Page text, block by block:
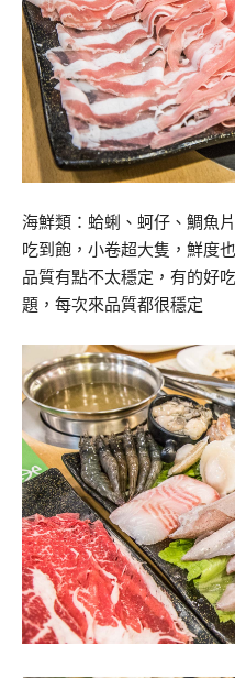
海鮮類：蛤蜊、蚵仔、鯛魚
吃到飽，小卷超大隻，鮮度
品質有點不太穩定，有的好
題，每次來品質都很穩定